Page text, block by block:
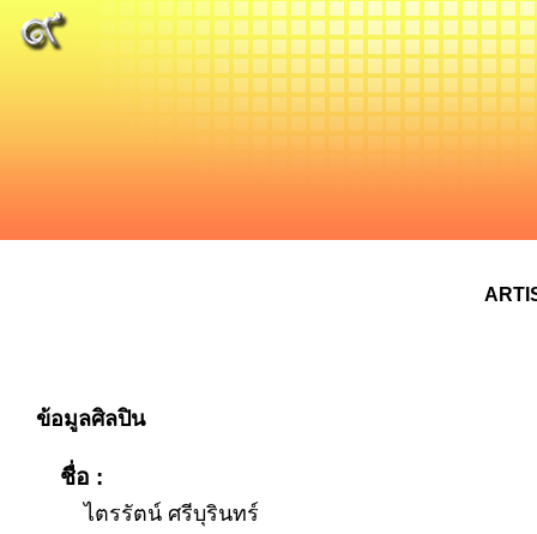
ข้อมูลศิลปิน
ชื่อ :
ไตรรัตน์ ศรีบุรินทร์